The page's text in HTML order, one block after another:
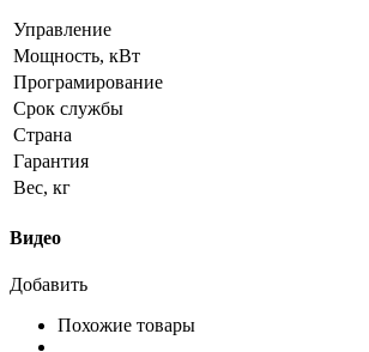
Управление
Мощность, кВт
Програмирование
Срок службы
Страна
Гарантия
Вес, кг
Видео
Добавить
Похожие товары